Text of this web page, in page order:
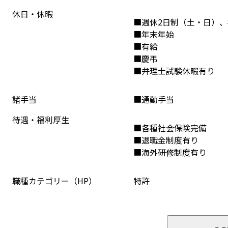
休日・休暇
■週休2⽇制（⼟・⽇）
■年末年始
■有給
■慶弔
■弁理⼠試験休暇有り
諸手当
■通勤手当
待遇・福利厚生
■各種社会保険完備
■退職⾦制度有り
■海外研修制度有り
職種カテゴリー（HP） 特許